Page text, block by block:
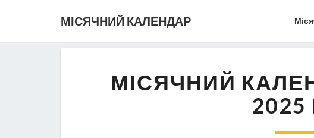
МІСЯЧНИЙ КАЛЕНДАР
МІСЯЧНИЙ